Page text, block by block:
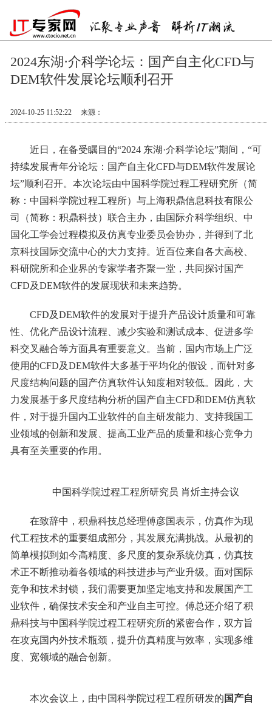
2024东湖·介科学论坛：国产自主化CFD与
DEM软件发展论坛顺利召开
2024-10-25 11:52:22 来源：
近日，在备受瞩目的“2024 东湖·介科学论坛”期间，“可
持续发展青年分论坛：国产自主化CFD与DEM软件发展论
坛”顺利召开。本次论坛由中国科学院过程工程研究所（简
称：中国科学院过程工程所）与上海积鼎信息科技有限公
司（简称：积鼎科技）联合主办，由国际介科学组织、中
国化工学会过程模拟及仿真专业委员会协办，并得到了北
京科技国际交流中心的大力支持。近百位来自各大高校、
科研院所和企业界的专家学者齐聚一堂，共同探讨国产
CFD及DEM软件的发展现状和未来趋势。
CFD及DEM软件的发展对于提升产品设计质量和可靠
性、优化产品设计流程、减少实验和测试成本、促进多学
科交叉融合等方面具有重要意义。当前，国内市场上广泛
使用的CFD及DEM软件大多基于平均化的假设，而针对多
尺度结构问题的国产仿真软件认知度相对较低。因此，大
力发展基于多尺度结构分析的国产自主CFD和DEM仿真软
件，对于提升国内工业软件的自主研发能力、支持我国工
业领域的创新和发展、提高工业产品的质量和核心竞争力
具有至关重要的作用。
中国科学院过程工程所研究员 肖炘主持会议
在致辞中，积鼎科技总经理傅彦国表示，仿真作为现
代工程技术的重要组成部分，其发展充满挑战。从最初的
简单模拟到如今高精度、多尺度的复杂系统仿真，仿真技
术正不断推动着各领域的科技进步与产业升级。面对国际
竞争和技术封锁，我们需要更加坚定地支持和发展国产工
业软件，确保技术安全和产业自主可控。傅总还介绍了积
鼎科技与中国科学院过程工程研究所的紧密合作，双方旨
在攻克国内外技术瓶颈，提升仿真精度与效率，实现多维
度、宽领域的融合创新。
本次会议上，由中国科学院过程工程所研发的 国产自